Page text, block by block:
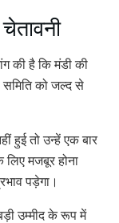
की है कि मंडी की
को जल्द से
हुई तो उन्हें एक बार
मजबूर होना
पड़ेगा।
उम्मीद के रूप में